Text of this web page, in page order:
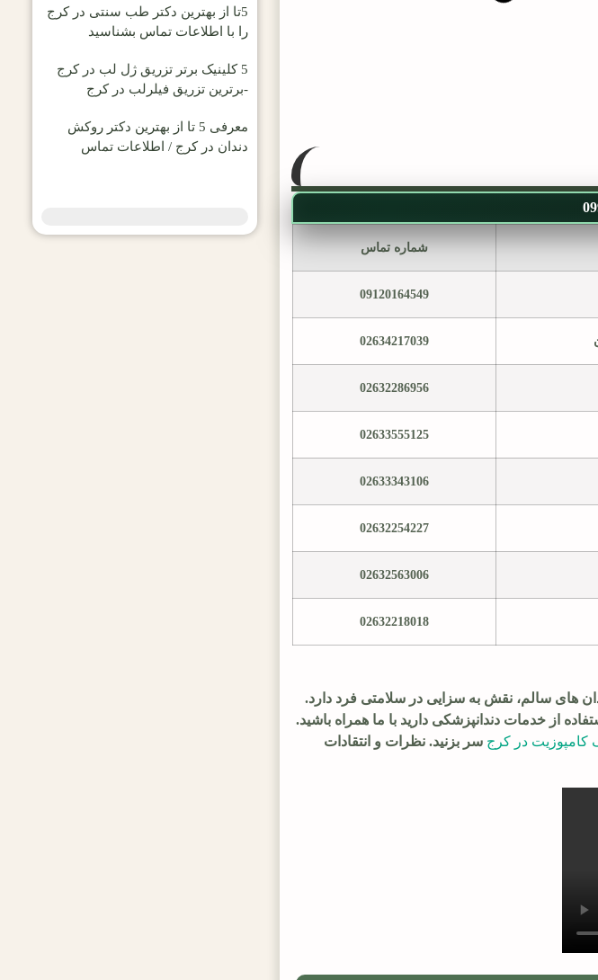
شماره تماس
09120164549
02634217039
02632286956
02633555125
02633343106
02632254227
02632563006
02632218018
های سالم، نقش به سزایی در سلامتی فرد دارد.
از خدمات دندانپزشکی دارید با ما همراه باشید.
کامپوزیت در کرج سر بزنید. نظرات و انتقادات
5تا از بهترین دکتر طب سنتی در کرج
را با اطلاعات تماس بشناسید
5 کلینیک برتر تزریق ژل لب در کرج
-برترین تزریق فیلرلب در کرج
معرفی 5 تا از بهترین دکتر روکش
دندان در کرج / اطلاعات تماس